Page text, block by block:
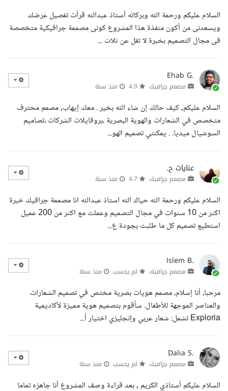
السلام عليكم ورحمة الله وبركاته أستاذ عبدالله قرأت تفصيل عرضك
ويسعدنى من أكون منفذة هذا المشروع كونى مصممة جرافيكية متخصصة
فى مجال التصميم بخبرة لا تقل عن ثلاث ...
Ehab G.
مصمم جرافيك منذ سنة
السلام عليكم, كيف حالك إن شاء الله بخير . معك إيهاب, مصمم محترف
متخصص في الشعارات والهوية البصرية ،بروفايلات الشركات ،تصاميم
السوشيال ميديا. . يمكنني تصميم الهو...
عنايات ح.
مصمم جرافيك منذ سنة
السلام عليكم ورحمة الله حياك الله استاذ عبدالله انا مصممة جرافيك خبرة
اكثر من 10 سنوات في مجال التصميم وعملت مع اكثر من 200 عميل
استطيع تصميم كل ما طلبت بجودة ع...
Islem B.
مصمم جرافيك لم يحسب منذ سنة
مرحبا، أنا إسلام، مصمم هويات بصرية مختص في تصميم الشعارات
والعناصر الموجهة للأطفال. سأقوم بتصميم هوية مميزة لأكاديمية
Exploria تشمل: شعار عربي وإنجليزي اختيار أ...
Dalia S.
مصمم جرافيك لم يحسب منذ سنة
السلام عليكم أستاذي الكريم , بعد قراءة وصف المشروع أنا جاهزه تماما